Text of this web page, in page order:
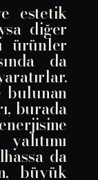
estetik
diğer
ürünler
da
bulunan
burada
da
büyük